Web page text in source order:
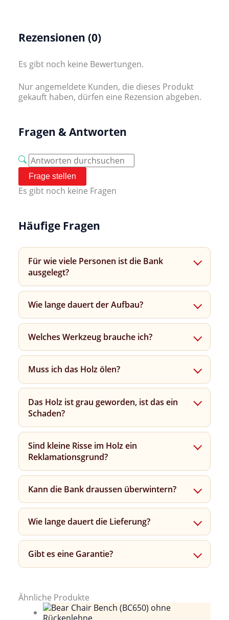
Rezensionen (0)
Es gibt noch keine Bewertungen.
Nur angemeldete Kunden, die dieses Produkt
gekauft haben, dürfen eine Rezension abgeben.
Fragen & Antworten
Frage stellen
Es gibt noch keine Fragen
Häufige Fragen
Für wie viele Personen ist die Bank
ausgelegt?
Wie lange dauert der Aufbau?
Welches Werkzeug brauche ich?
Muss ich das Holz ölen?
Das Holz ist grau geworden, ist das ein
Schaden?
Sind kleine Risse im Holz ein
Reklamationsgrund?
Kann die Bank draussen überwintern?
Wie lange dauert die Lieferung?
Gibt es eine Garantie?
Ähnliche Produkte